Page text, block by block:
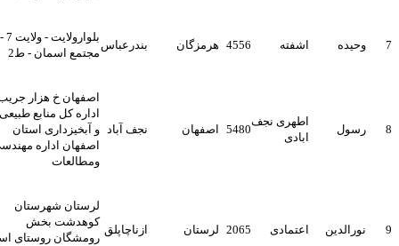
وحیده اشفته 4556 هرمزگان بندرعباس
بلوارولایت - ولایت 7 -
مجتمع اسمان - ط2
رسول
اطهری نجف
ابادی
5480 اصفهان نجف آباد
اصفهان خ هزار جریب
اداره کل منابع طبیعی
و آبخیزداری استان
اصفهان اداره مهندسی
ومطالعات
نورالدین اعتمادی 2065 لرستان ازناچاپلق
لرستان شهرستان
کوهدشت بخش
رومشگان روستای اسد